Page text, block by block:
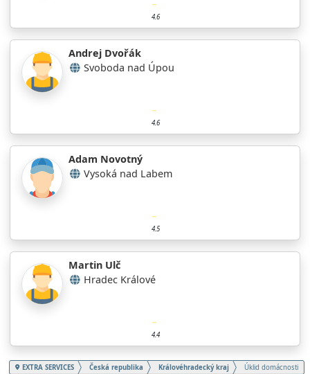
4.6
Andrej Dvořák
Svoboda nad Úpou
4.6
Adam Novotný
Vysoká nad Labem
4.5
Martin Ulč
Hradec Králové
4.4
EXTRA SERVICES Česká republika Královéhradecký kraj Úklid domácnosti